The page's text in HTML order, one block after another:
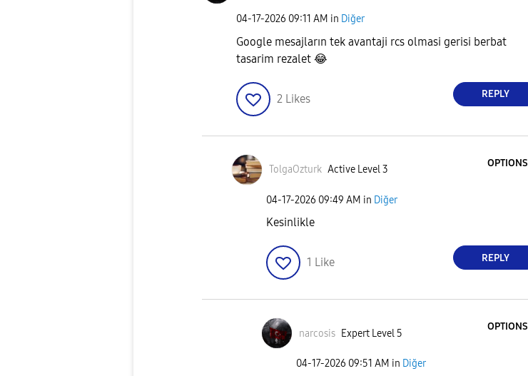
‎04-17-2026 09:11 AM in Diğer
Google mesajların tek avantaji rcs olmasi gerisi berbat
tasarim rezalet 😂
2 Likes REPLY
TolgaOzturk Active Level 3
OPTIONS
‎04-17-2026 09:49 AM in Diğer
Kesinlikle
1 Like REPLY
narcosis Expert Level 5
OPTIONS
‎04-17-2026 09:51 AM in Diğer